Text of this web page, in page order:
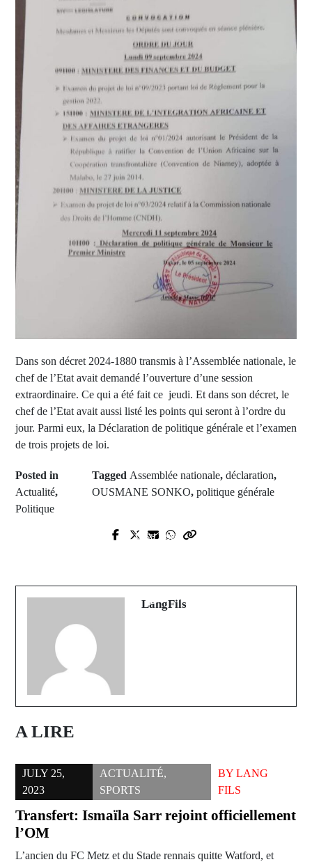
Dans son décret 2024-1880 transmis à l’Assemblée nationale, le
chef de l’Etat avait demandé l’ouverture d’une session
extraordinaire. Ce qui a été fait ce jeudi. Et dans son décret, le
chef de l’Etat avait aussi listé les points qui seront à l’ordre du
jour. Parmi eux, la Déclaration de politique générale et l’examen
de trois projets de loi.
Posted in
Actualité,
Politique
Tagged Assemblée nationale,déclaration,
OUSMANE SONKO,politique générale
Prev Post
Next Post
LangFils
A LIRE
JULY 25,
2023
ACTUALITÉ,
SPORTS
BYLANG
FILS
Transfert: Ismaïla Sarr rejoint officiellement
l’OM
L’ancien du FC Metz et du Stade rennais quitte Watford, et